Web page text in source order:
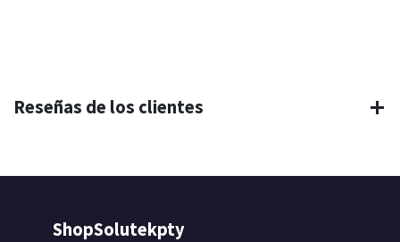
Reseñas de los clientes
ShopSolutekpty